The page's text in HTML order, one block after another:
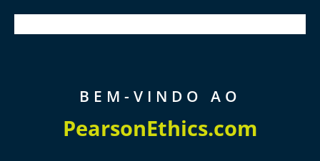
BEM-VINDO AO
PearsonEthics.com